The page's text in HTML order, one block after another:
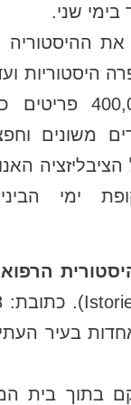
את
היסטוריות ועד
יש מעל 400,000
משונים
ימי
בתוך בית